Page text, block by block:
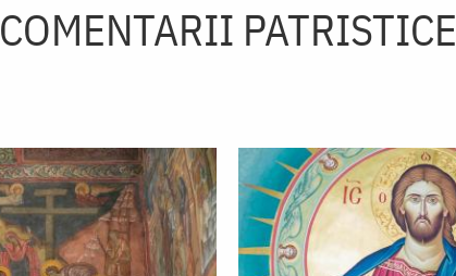
COMENTARII PATRISTICE